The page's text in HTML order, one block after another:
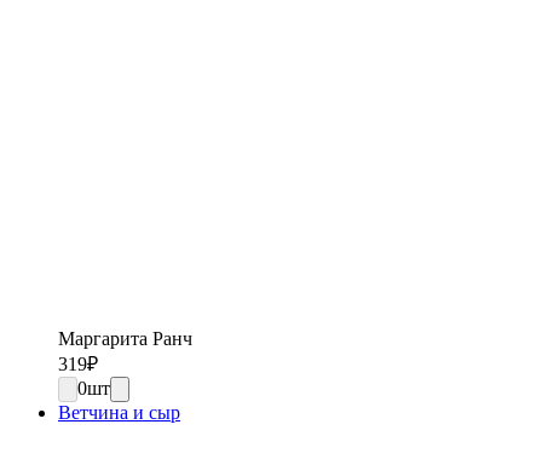
Маргарита Ранч
319₽
0шт
Ветчина и сыр